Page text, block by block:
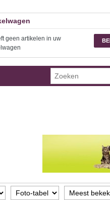
geen artikelen in uw